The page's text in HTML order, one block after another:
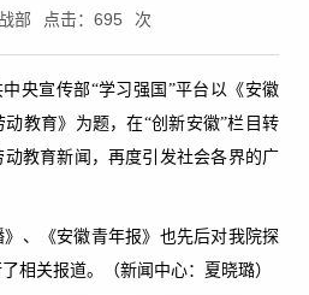
部 点击： 695 次
央宣传部“学习强国”平台以《安徽
教育》为题，在“创新安徽”栏目转
教育新闻，再度引发社会各界的广
、《安徽青年报》也先后对我院探
相关报道。（新闻中心：夏晓璐）